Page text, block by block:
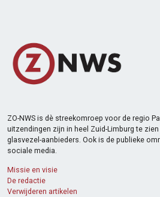
ZO-NWS is dè streekomroep voor de regio
uitzendingen zijn in heel Zuid-Limburg te
glasvezel-aanbieders. Ook is de publieke
sociale media.
Missie en visie
De redactie
Verwijderen artikelen